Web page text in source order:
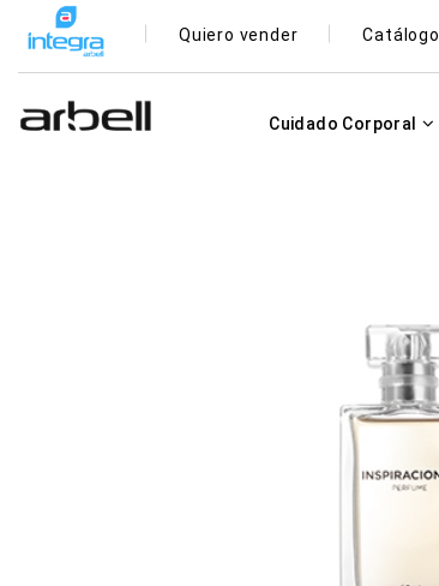
Quiero vender Catálogo
Cuidado Corporal